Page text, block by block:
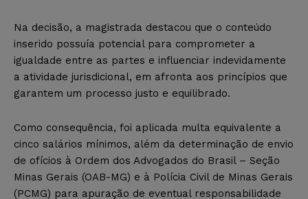
Na decisão, a magistrada destacou que o conteúdo
inserido possuía potencial para comprometer a
igualdade entre as partes e influenciar indevidamente
a atividade jurisdicional, em afronta aos princípios que
garantem um processo justo e equilibrado.
Como consequência, foi aplicada multa equivalente a
cinco salários mínimos, além da determinação de envio
de ofícios à Ordem dos Advogados do Brasil – Seção
Minas Gerais (OAB-MG) e à Polícia Civil de Minas Gerais
(PCMG) para apuração de eventual responsabilidade